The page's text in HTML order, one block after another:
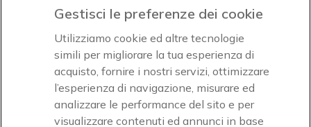
Accettiamo
Onedirect, azienda del gruppo INCEPT
Gestisci le preferenze dei cookie
Utilizziamo cookie ed altre tecnologie
simili per migliorare la tua esperienza di
acquisto, fornire i nostri servizi, ottimizzare
l’esperienza di navigazione, misurare ed
analizzare le performance del sito e per
visualizzare contenuti ed annunci in base